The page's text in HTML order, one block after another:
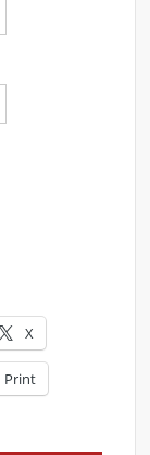
X
Print